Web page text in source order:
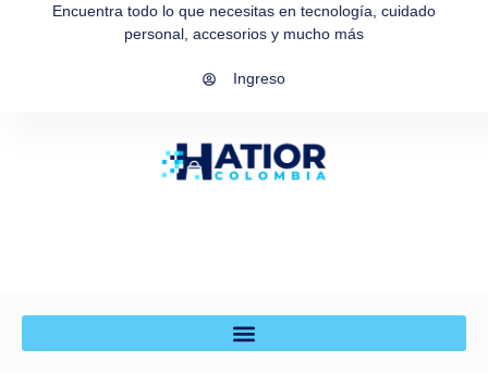
Encuentra todo lo que necesitas en tecnología, cuidado
personal, accesorios y mucho más
Ingreso